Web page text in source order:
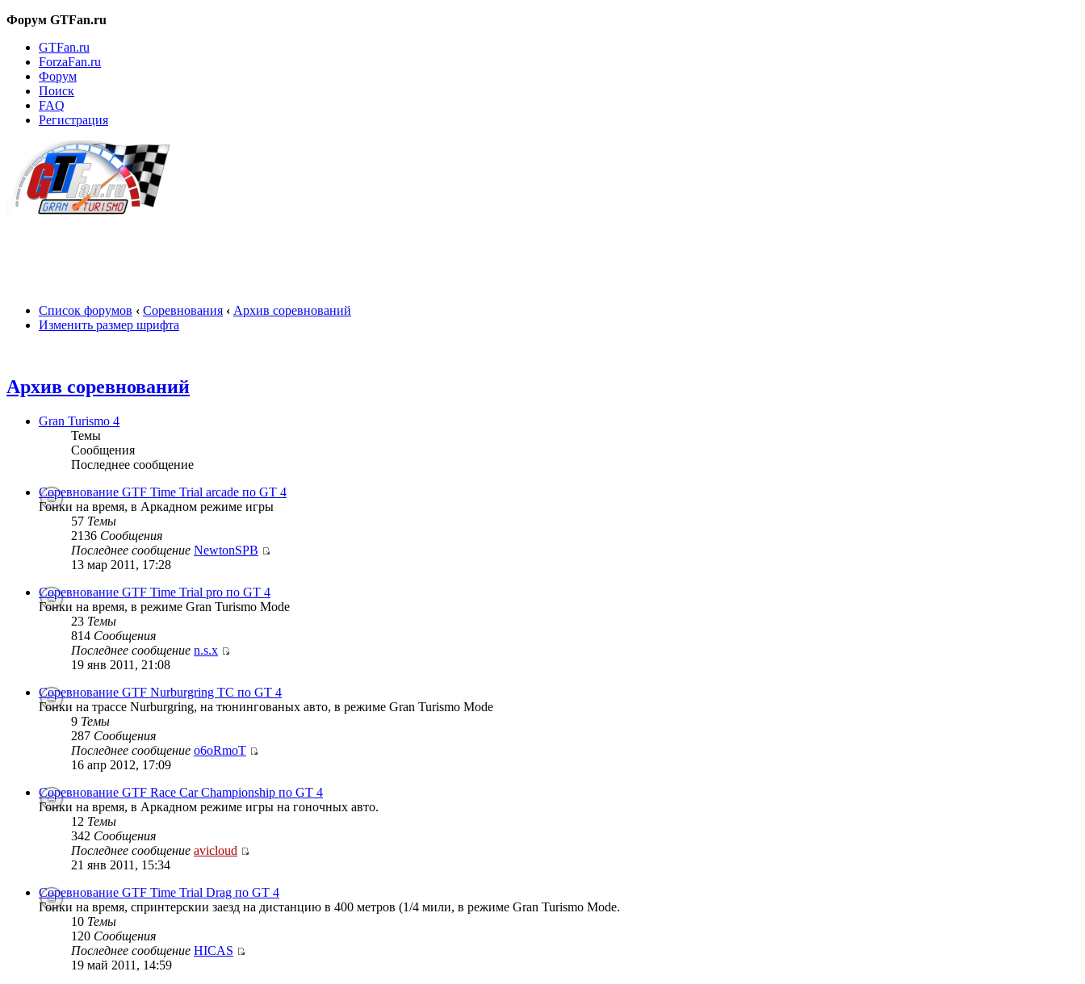
Форум GTFan.ru
GTFan.ru
ForzaFan.ru
Форум
Поиск
FAQ
Регистрация
Список форумов ‹ Соревнования ‹ Архив соревнований
Изменить размер шрифта
Архив соревнований
Gran Turismo 4
Темы
Сообщения
Последнее сообщение
Соревнование GTF Time Trial arcade по GT 4
Гонки на время, в Аркадном режиме игры
57 Темы
2136 Сообщения
Последнее сообщение NewtonSPB
13 мар 2011, 17:28
Соревнование GTF Time Trial pro по GT 4
Гонки на время, в режиме Gran Turismo Mode
23 Темы
814 Сообщения
Последнее сообщение n.s.x
19 янв 2011, 21:08
Соревнование GTF Nurburgring TC по GT 4
Гонки на трассе Nurburgring, на тюнингованых авто, в режиме Gran Turismo Mode
9 Темы
287 Сообщения
Последнее сообщение o6oRmoT
16 апр 2012, 17:09
Соревнование GTF Race Car Championship по GT 4
Гонки на время, в Аркадном режиме игры на гоночных авто.
12 Темы
342 Сообщения
Последнее сообщение avicloud
21 янв 2011, 15:34
Соревнование GTF Time Trial Drag по GT 4
Гонки на время, спринтерскии заезд на дистанцию в 400 метров (1/4 мили, в режиме Gran Turismo Mode.
10 Темы
120 Сообщения
Последнее сообщение HICAS
19 май 2011, 14:59